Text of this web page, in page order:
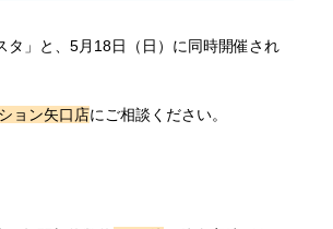
」と、5月18日（日）に同時開催され
ョン矢口店にご相談ください。